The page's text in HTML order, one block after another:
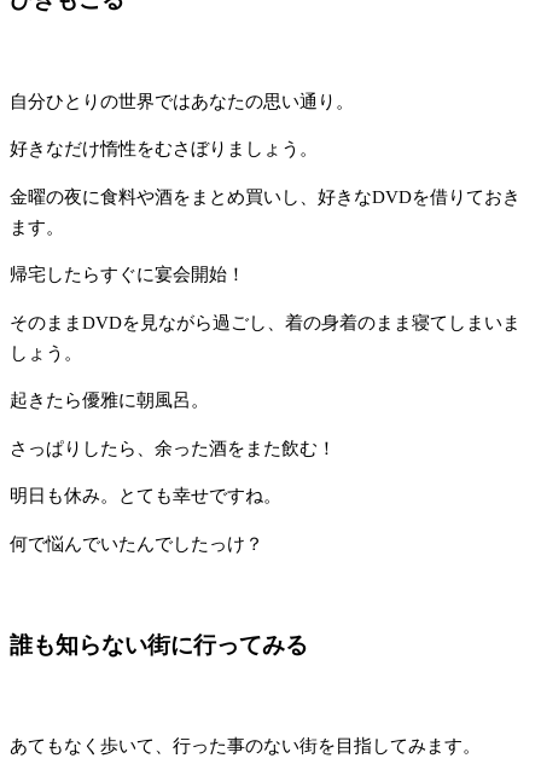
自分ひとりの世界ではあなたの思い通り。
好きなだけ惰性をむさぼりましょう。
金曜の夜に食料や酒をまとめ買いし、好きなDVDを借りておき
ます。
帰宅したらすぐに宴会開始！
そのままDVDを見ながら過ごし、着の身着のまま寝てしまいま
しょう。
起きたら優雅に朝風呂。
さっぱりしたら、余った酒をまた飲む！
明日も休み。とても幸せですね。
何で悩んでいたんでしたっけ？
誰も知らない街に行ってみる
あてもなく歩いて、行った事のない街を目指してみます。